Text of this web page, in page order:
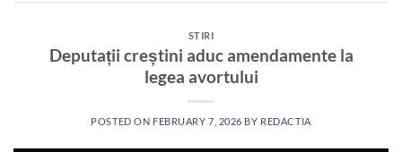
STIRI
Deputații creștini aduc amendamente la
legea avortului
POSTED ON FEBRUARY 7, 2026 BY REDACTIA